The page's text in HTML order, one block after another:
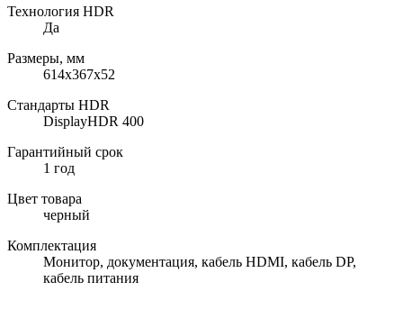
Технология HDR
Да
Размеры, мм
614x367x52
Cтандарты HDR
DisplayHDR 400
Гарантийный срок
1 год
Цвет товара
черный
Комплектация
Монитор, документация, кабель HDMI, кабель DP,
кабель питания